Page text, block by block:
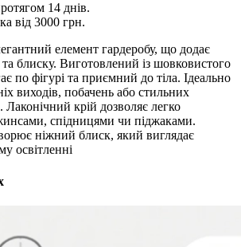
14 днів.
від 3000 грн.
елемент гардеробу, що додає
блиску. Виготовлений із шовковистого
по фігурі та приємний до тіла. Ідеально
виходів, побачень або стильних
Лаконічний крій дозволяє легко
спідницями чи піджаками.
ніжний блиск, який виглядає
освітленні